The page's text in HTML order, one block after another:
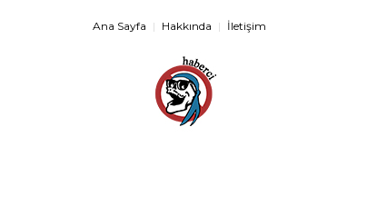
Ana Sayfa Hakkında İletişim